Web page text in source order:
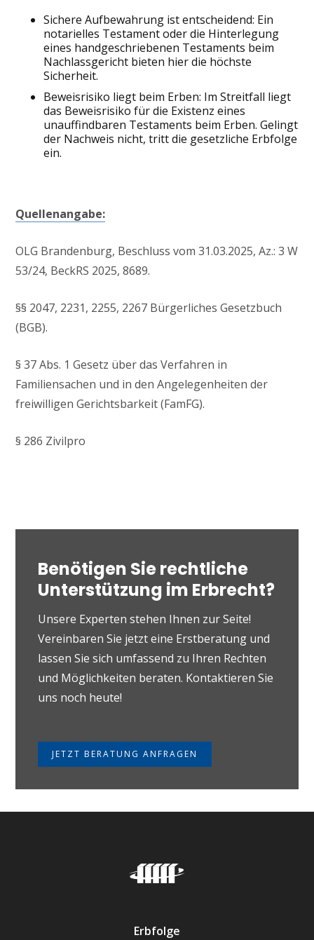
Sichere Aufbewahrung ist entscheidend: Ein
notarielles Testament oder die Hinterlegung
eines handgeschriebenen Testaments beim
Nachlassgericht bieten hier die höchste
Sicherheit.
Beweisrisiko liegt beim Erben: Im Streitfall liegt
das Beweisrisiko für die Existenz eines
unauffindbaren Testaments beim Erben. Gelingt
der Nachweis nicht, tritt die gesetzliche Erbfolge
ein.
Quellenangabe:
OLG Brandenburg, Beschluss vom 31.03.2025, Az.: 3 W
53/24, BeckRS 2025, 8689.
§§ 2047, 2231, 2255, 2267 Bürgerliches Gesetzbuch
(BGB).
§ 37 Abs. 1 Gesetz über das Verfahren in
Familiensachen und in den Angelegenheiten der
freiwilligen Gerichtsbarkeit (FamFG).
§ 286 Zivilpro
Benötigen Sie rechtliche
Unterstützung im Erbrecht?
Unsere Experten stehen Ihnen zur Seite!
Vereinbaren Sie jetzt eine Erstberatung und
lassen Sie sich umfassend zu Ihren Rechten
und Möglichkeiten beraten. Kontaktieren Sie
uns noch heute!
JETZT BERATUNG ANFRAGEN
Erbfolge